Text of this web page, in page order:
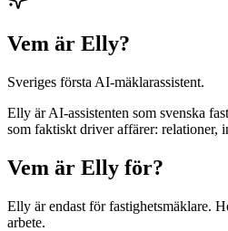
Vem är Elly?
Sveriges första AI-mäklarassistent.
Elly är AI-assistenten som svenska
som faktiskt driver affärer: relationer,
Vem är Elly för?
Elly är endast för fastighetsmäklare.
arbete.